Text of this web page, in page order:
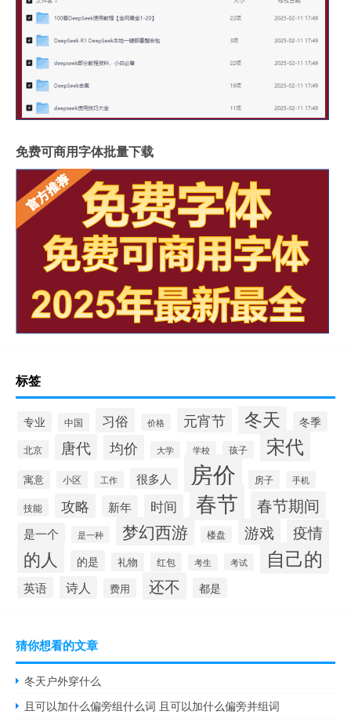
免费可商用字体批量下载
标签
专业 中国 习俗 价格 元宵节 冬天 冬季
北京 唐代 均价 大学 学校 孩子 宋代
寓意 小区 工作 很多人 房价 房子 手机
技能 攻略 新年 时间 春节 春节期间
是一个 是一种 梦幻西游 楼盘 游戏 疫情
的人 的是 礼物 红包 考生 考试 自己的
英语 诗人 费用 还不 都是
猜你想看的文章
冬天户外穿什么
且可以加什么偏旁组什么词 且可以加什么偏旁并组词